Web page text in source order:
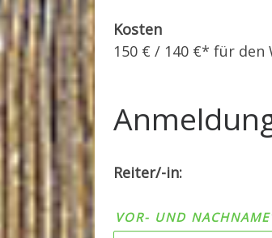
Kosten
150 € / 140 €* für
Reiter/-in:
VOR- UND